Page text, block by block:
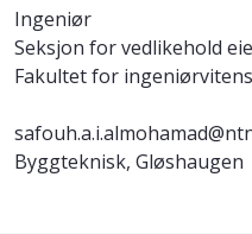
Ingeniør
Seksjon for vedlikehold
Fakultet for
Byggteknisk, Gløshaugen